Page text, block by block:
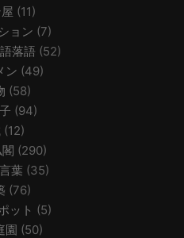
(11)
ョン (7)
落語 (52)
ン (49)
(58)
(94)
(12)
(290)
葉 (35)
(76)
ット (5)
園 (50)